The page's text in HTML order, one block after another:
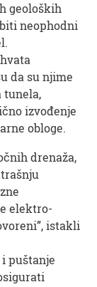
geoloških
neophodni
da su njime
tunela,
izvođenje
obloge.
drenaža,
elektro-
istakli
puštanje